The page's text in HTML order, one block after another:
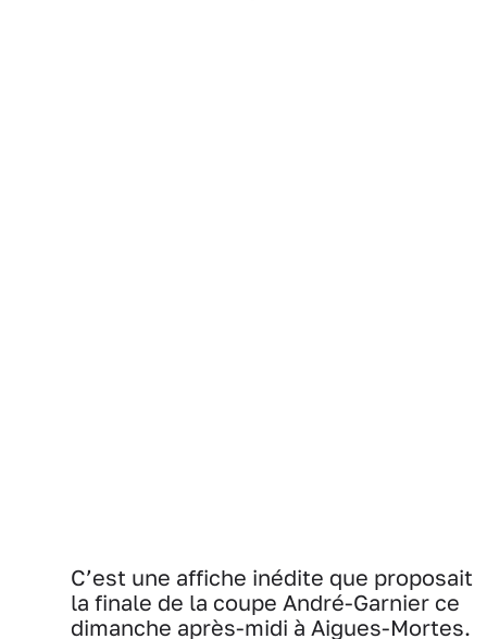
C’est une affiche inédite que proposait
la finale de la coupe André-Garnier ce
dimanche après-midi à Aigues-Mortes.